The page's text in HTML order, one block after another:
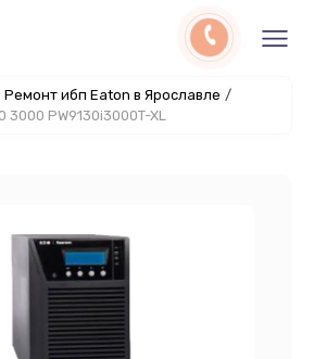
Ремонт ибп Eaton в Ярославле /
3000 PW9130i3000T-XL